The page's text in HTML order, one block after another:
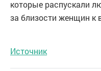
которые распускали
за близости женщин к
Источник